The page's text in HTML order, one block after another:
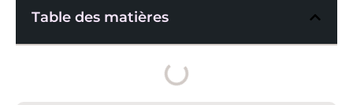
Table des matières